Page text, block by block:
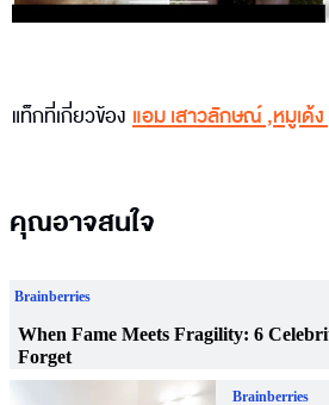
แท็กที่เกี่ยวข้อง แอม เสาวลักษณ์,หมูเด้ง
คุณอาจสนใจ